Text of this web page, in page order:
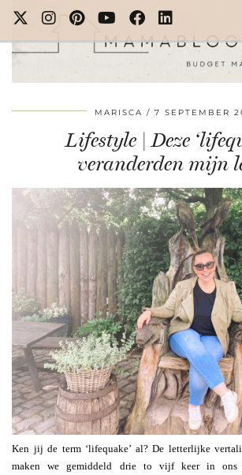
MARISCA 7 SEPTEMBER
Lifestyle | Deze
veranderden mijn
Ken jij de term ‘lifequake’ al? De letterlijke
maken we gemiddeld drie to vijf keer in ons